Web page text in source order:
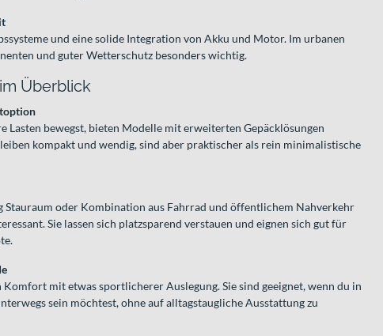
und eine solide Integration von Akku und Motor. Im urbanen
und guter Wetterschutz besonders wichtig.
Überblick
Lasten bewegst, bieten Modelle mit erweiterten Gepäcklösungen
kompakt und wendig, sind aber praktischer als rein minimalistische
Stauraum oder Kombination aus Fahrrad und öffentlichem Nahverkehr
Sie lassen sich platzsparend verstauen und eignen sich gut für
mit etwas sportlicherer Auslegung. Sie sind geeignet, wenn du in
sein möchtest, ohne auf alltagstaugliche Ausstattung zu